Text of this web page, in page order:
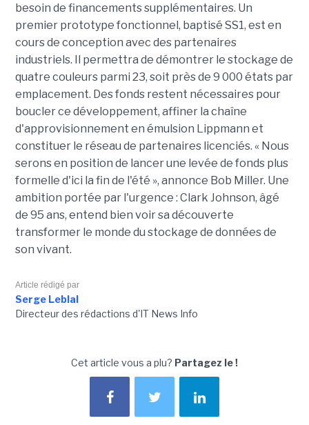
besoin de financements supplémentaires. Un
premier prototype fonctionnel, baptisé SS1, est en
cours de conception avec des partenaires
industriels. Il permettra de démontrer le stockage de
quatre couleurs parmi 23, soit près de 9 000 états par
emplacement. Des fonds restent nécessaires pour
boucler ce développement, affiner la chaîne
d'approvisionnement en émulsion Lippmann et
constituer le réseau de partenaires licenciés. « Nous
serons en position de lancer une levée de fonds plus
formelle d'ici la fin de l'été », annonce Bob Miller. Une
ambition portée par l'urgence : Clark Johnson, âgé
de 95 ans, entend bien voir sa découverte
transformer le monde du stockage de données de
son vivant.
Article rédigé par
Serge Leblal
Directeur des rédactions d'IT News Info
Cet article vous a plu? Partagez le !